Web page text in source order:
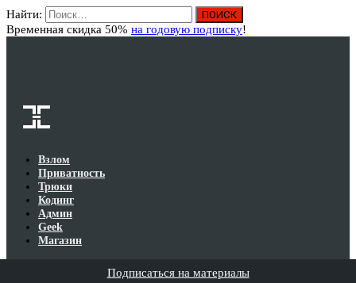
Найти:
Временная скидка 50% на годовую подписку!
Взлом
Приватность
Трюки
Кодинг
Админ
Geek
Магазин
Подписаться на материалы